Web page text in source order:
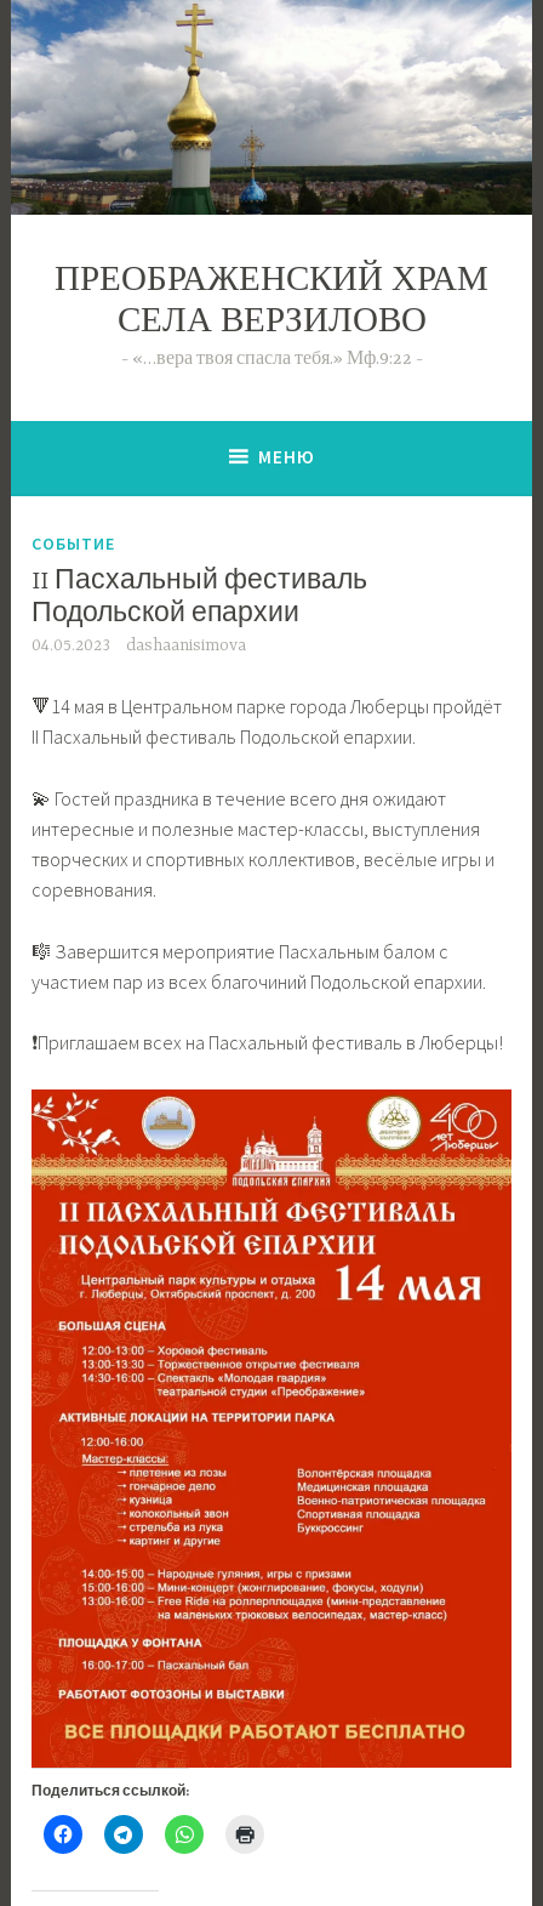
Перейти
к
содержимому
ПРЕОБРАЖЕНСКИЙ ХРАМ
СЕЛА ВЕРЗИЛОВО
«…вера твоя спасла тебя.» Мф.9:22
МЕНЮ
СОБЫТИЕ
II Пасхальный фестиваль
Подольской епархии
04.05.2023 dashaanisimova
🔻14 мая в Центральном парке города Люберцы пройдёт
II Пасхальный фестиваль Подольской епархии.
💫 Гостей праздника в течение всего дня ожидают
интересные и полезные мастер-классы, выступления
творческих и спортивных коллективов, весёлые игры и
соревнования.
🎼 Завершится мероприятие Пасхальным балом с
участием пар из всех благочиний Подольской епархии.
❗️Приглашаем всех на Пасхальный фестиваль в Люберцы!
Поделиться ссылкой: